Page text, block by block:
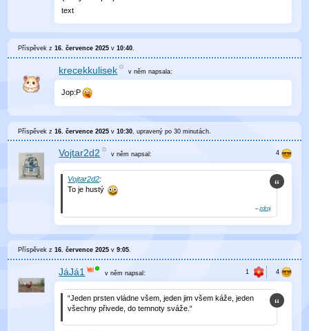
text
Příspěvek z16. července 2025 v10:40.
krecekkulisek v němnapsala:
Jop:P
Příspěvek z16. července 2025 v10:30 , upravenýpo 30 minutách
Vojtar2d2 v němnapsal:
Vojtar2d2:
To je hustý
–zdroj
Příspěvek z16. července 2025 v9:05.
JáJá1 v něm napsal:
“Jeden prsten vládne všem, jeden jim všem káže, jeden
všechny přivede, do temnoty sváže.“